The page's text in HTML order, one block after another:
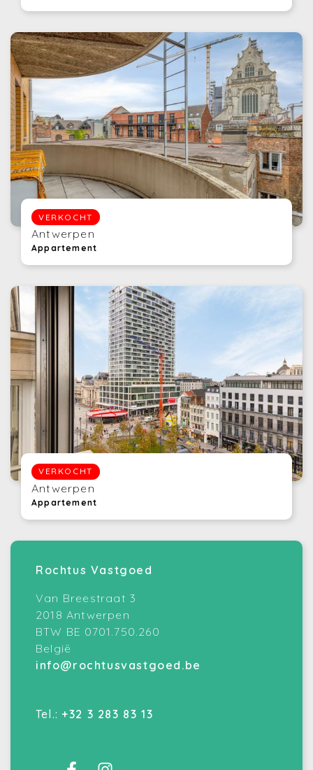
VERKOCHT
Antwerpen
Appartement
VERKOCHT
Antwerpen
Appartement
Rochtus Vastgoed
Van Breestraat 3
2018 Antwerpen
BTW BE 0701.750.260
België
info@rochtusvastgoed.be
Tel.: +32 3 283 83 13